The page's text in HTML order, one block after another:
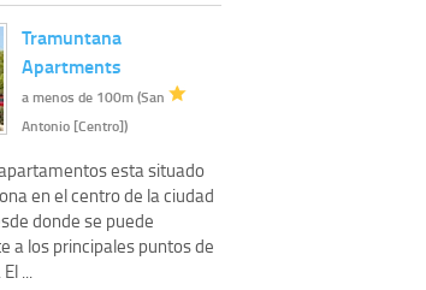
Tramuntana
Apartments
a menos de 100m (San
Antonio [Centro])
esta situado
en el centro de la ciudad
donde se puede
a los principales puntos de
...